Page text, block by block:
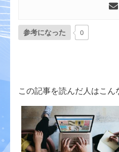
参考になった 0
この記事を読んだ人はこ